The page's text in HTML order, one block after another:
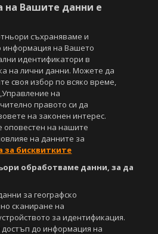
източника и добавяне на линк към
на графични и видео материали,
забранено. Нарушителите ще бъдат
на закона.
за:
на Вашите данни е
съхраняваме и
информация на Вашето
идентификатори в
на лични данни. Можете да
своя избор по всяко време,
на
правото си да
на законен интерес.
на нашите
на данните за
за бисквитките
обработваме данни, за да
за географско
сканиране на
за идентификация.
до информация на